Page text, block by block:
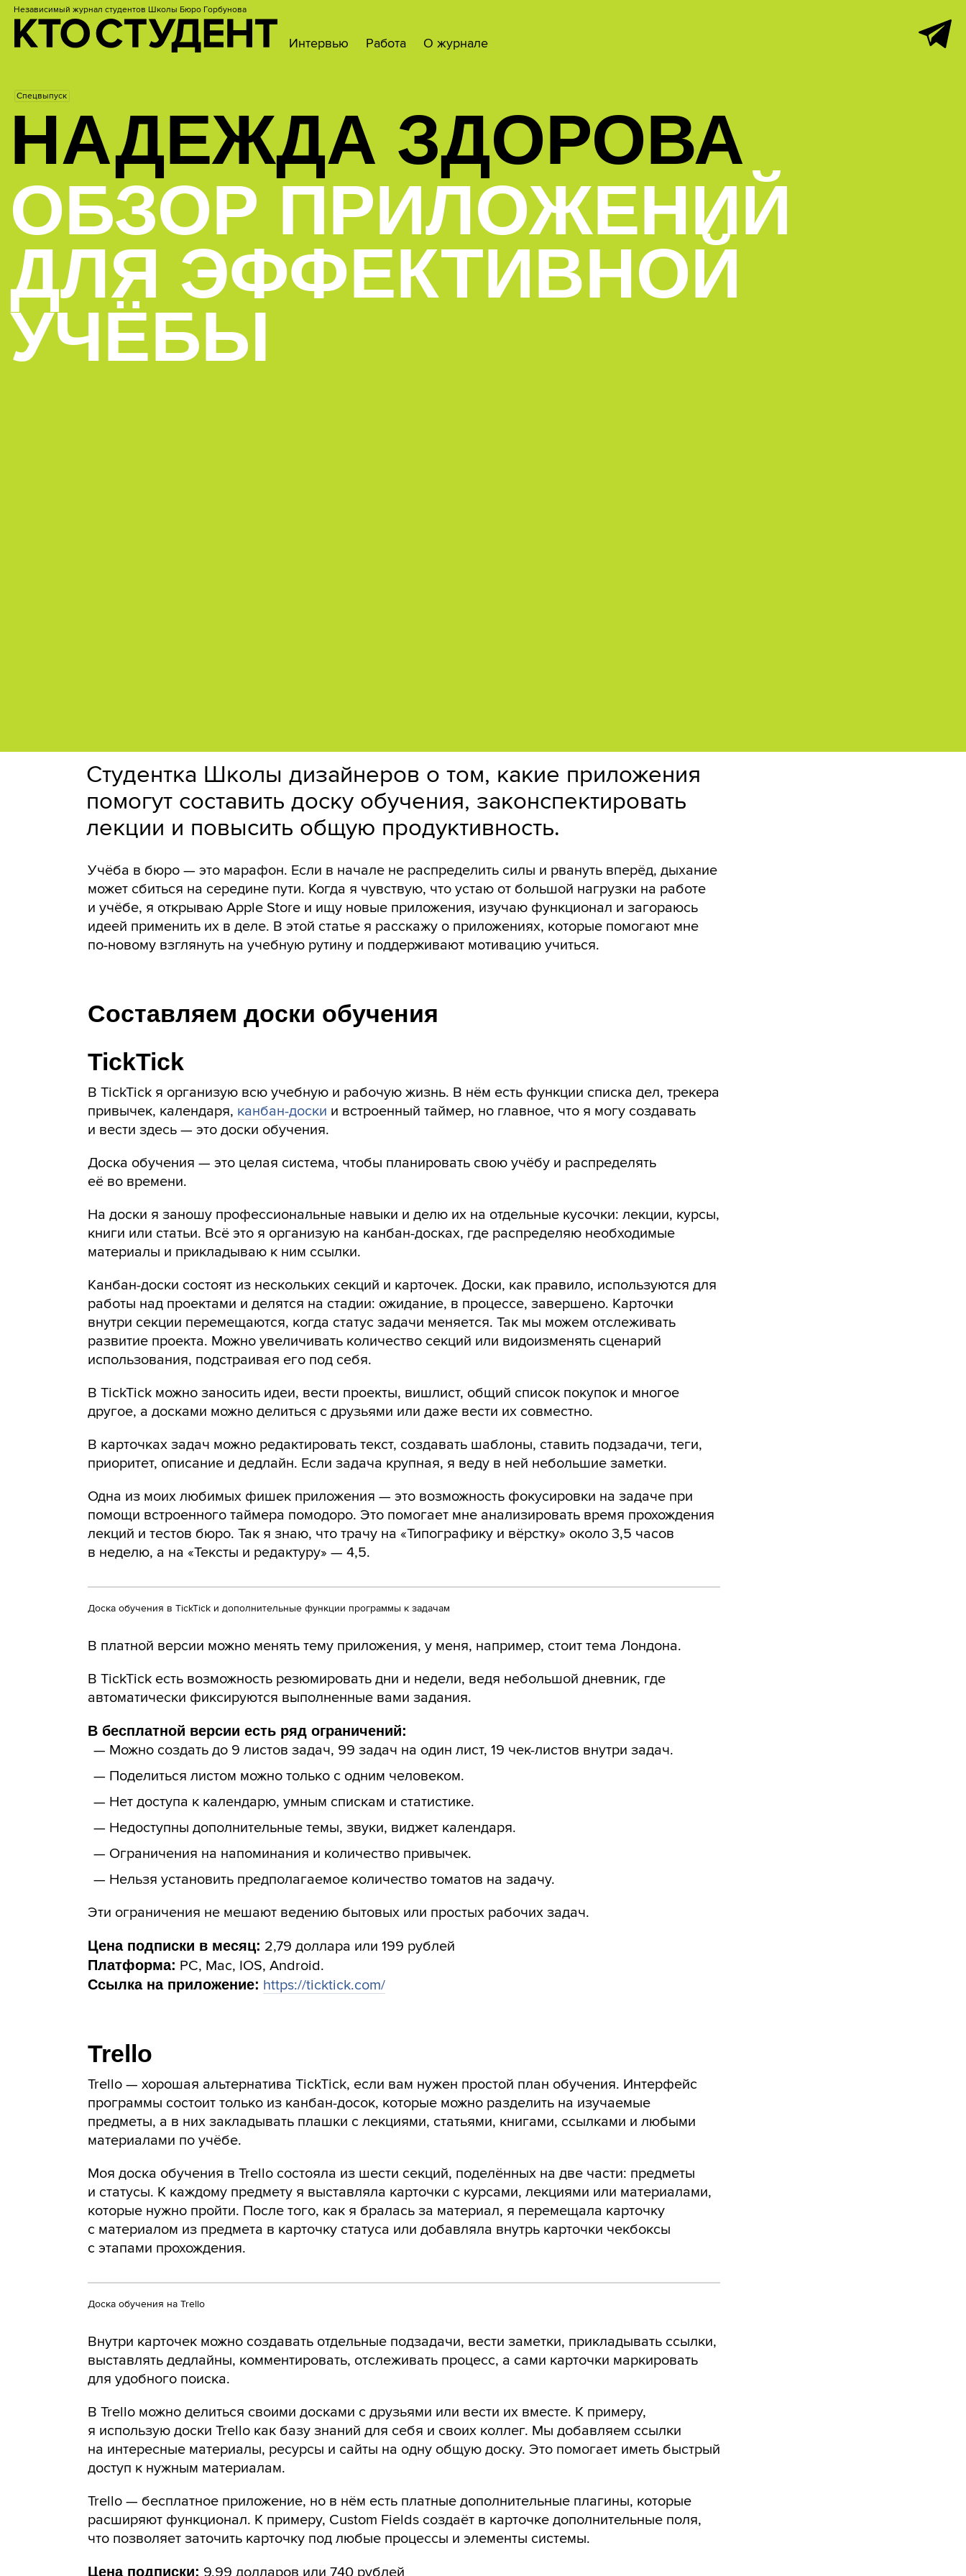
Независимый журнал студентов Школы Бюро Горбунова
Интервью Работа О журнале
Спецвыпуск
НАДЕЖДА ЗДОРОВА
ОБЗОР ПРИЛОЖЕНИЙ
ДЛЯ ЭФФЕКТИВНОЙ
УЧЁБЫ
Студентка Школы дизайнеров о том, какие приложения
помогут составить доску обучения, законспектировать
лекции и повысить общую продуктивность.
Учёба в бюро — это марафон. Если в начале не распределить силы и рвануть вперёд, дыхание
может сбиться на середине пути. Когда я чувствую, что устаю от большой нагрузки на работе
и учёбе, я открываю Apple Store и ищу новые приложения, изучаю функционал и загораюсь
идеей применить их в деле. В этой статье я расскажу о приложениях, которые помогают мне
по-новому взглянуть на учебную рутину и поддерживают мотивацию учиться.
Составляем доски обучения
TickTick
В TickTick я организую всю учебную и рабочую жизнь. В нём есть функции списка дел, трекера
привычек, календаря, канбан-доски и встроенный таймер, но главное, что я могу создавать
и вести здесь — это доски обучения.
Доска обучения — это целая система, чтобы планировать свою учёбу и распределять
её во времени.
На доски я заношу профессиональные навыки и делю их на отдельные кусочки: лекции, курсы,
книги или статьи. Всё это я организую на канбан-досках, где распределяю необходимые
материалы и прикладываю к ним ссылки.
Канбан-доски состоят из нескольких секций и карточек. Доски, как правило, используются для
работы над проектами и делятся на стадии: ожидание, в процессе, завершено. Карточки
внутри секции перемещаются, когда статус задачи меняется. Так мы можем отслеживать
развитие проекта. Можно увеличивать количество секций или видоизменять сценарий
использования, подстраивая его под себя.
В TickTick можно заносить идеи, вести проекты, вишлист, общий список покупок и многое
другое, а досками можно делиться с друзьями или даже вести их совместно.
В карточках задач можно редактировать текст, создавать шаблоны, ставить подзадачи, теги,
приоритет, описание и дедлайн. Если задача крупная, я веду в ней небольшие заметки.
Одна из моих любимых фишек приложения — это возможность фокусировки на задаче при
помощи встроенного таймера помодоро. Это помогает мне анализировать время прохождения
лекций и тестов бюро. Так я знаю, что трачу на «Типографику и вёрстку» около 3,5 часов
в неделю, а на «Тексты и редактуру» — 4,5.
Доска обучения в TickTick и дополнительные функции программы к задачам
В платной версии можно менять тему приложения, у меня, например, стоит тема Лондона.
В TickTick есть возможность резюмировать дни и недели, ведя небольшой дневник, где
автоматически фиксируются выполненные вами задания.
В бесплатной версии есть ряд ограничений:
Можно создать до 9 листов задач, 99 задач на один лист, 19 чек-листов внутри задач.
Поделиться листом можно только с одним человеком.
Нет доступа к календарю, умным спискам и статистике.
Недоступны дополнительные темы, звуки, виджет календаря.
Ограничения на напоминания и количество привычек.
Нельзя установить предполагаемое количество томатов на задачу.
Эти ограничения не мешают ведению бытовых или простых рабочих задач.
Цена подписки в месяц: 2,79 доллара или 199 рублей
Платформа: PC, Mac, IOS, Android.
Ссылка на приложение: https://ticktick.com/
Trello
Trello — хорошая альтернатива TickTick, если вам нужен простой план обучения. Интерфейс
программы состоит только из канбан-досок, которые можно разделить на изучаемые
предметы, а в них закладывать плашки с лекциями, статьями, книгами, ссылками и любыми
материалами по учёбе.
Моя доска обучения в Trello состояла из шести секций, поделённых на две части: предметы
и статусы. К каждому предмету я выставляла карточки с курсами, лекциями или материалами,
которые нужно пройти. После того, как я бралась за материал, я перемещала карточку
с материалом из предмета в карточку статуса или добавляла внутрь карточки чекбоксы
с этапами прохождения.
Доска обучения на Trello
Внутри карточек можно создавать отдельные подзадачи, вести заметки, прикладывать ссылки,
выставлять дедлайны, комментировать, отслеживать процесс, а сами карточки маркировать
для удобного поиска.
В Trello можно делиться своими досками с друзьями или вести их вместе. К примеру,
я использую доски Trello как базу знаний для себя и своих коллег. Мы добавляем ссылки
на интересные материалы, ресурсы и сайты на одну общую доску. Это помогает иметь быстрый
доступ к нужным материалам.
Trello — бесплатное приложение, но в нём есть платные дополнительные плагины, которые
расширяют функционал. К примеру, Custom Fields создаёт в карточке дополнительные поля,
что позволяет заточить карточку под любые процессы и элементы системы.
Цена подписки: